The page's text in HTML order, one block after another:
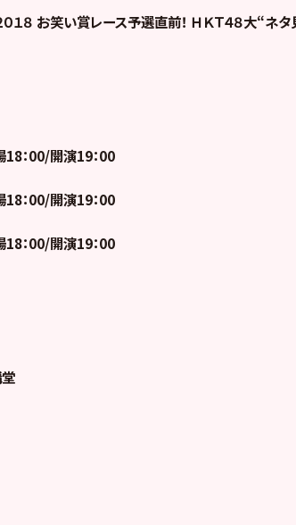
２０１８ お笑い賞レース予選直前！ ＨＫＴ４８大“ネ
：00/開演19：00
：00/開演19：00
：00/開演19：00